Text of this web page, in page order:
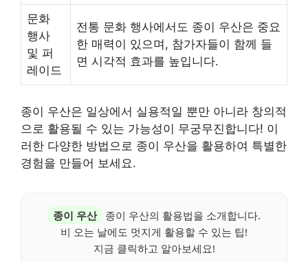
문화
행사
및 퍼
레이드
전통 문화 행사에서도 종이 우산은 중요
한 매력이 있으며, 참가자들이 함께 들
면 시각적 효과를 높입니다.
종이 우산은 일상에서 실용적일 뿐만 아니라 창의적
으로 활용될 수 있는 가능성이 무궁무진합니다! 이
러한 다양한 방법으로 종이 우산을 활용하여 특별한
경험을 만들어 보세요.
종이 우산
종이 우산의 활용법을 소개합니다.
비 오는 날에도 멋지게 활용할 수 있는 팁!
지금 클릭하고 알아보세요!